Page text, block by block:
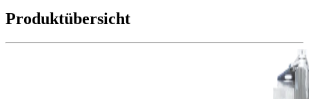
Produktübersicht